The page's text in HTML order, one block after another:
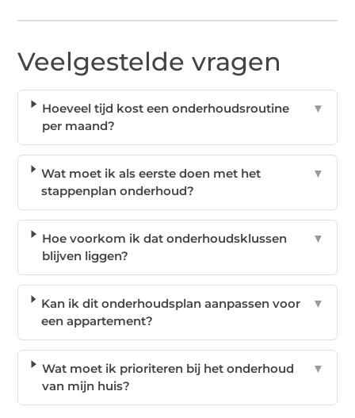
Veelgestelde vragen
Hoeveel tijd kost een onderhoudsroutine
per maand?
▼
Wat moet ik als eerste doen met het
stappenplan onderhoud?
▼
Hoe voorkom ik dat onderhoudsklussen
blijven liggen?
▼
Kan ik dit onderhoudsplan aanpassen voor
een appartement?
▼
Wat moet ik prioriteren bij het onderhoud
van mijn huis?
▼